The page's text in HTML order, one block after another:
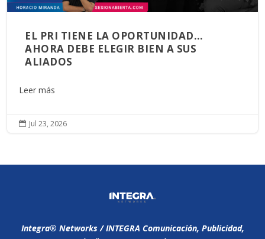
EL PRI TIENE LA OPORTUNIDAD…
AHORA DEBE ELEGIR BIEN A SUS
ALIADOS
Leer más
 Jul 23, 2026
Integra®️ Networks / INTEGRA Comunicación, Publicidad,